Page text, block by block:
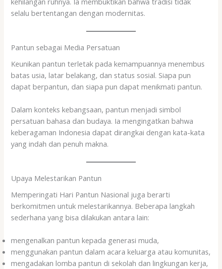
selalu bertentangan dengan modernitas.
Pantun sebagai Media Persatuan
Keunikan pantun terletak pada kemampuannya menembus
batas usia, latar belakang, dan status sosial. Siapa pun
dapat berpantun, dan siapa pun dapat menikmati pantun.
Dalam konteks kebangsaan, pantun menjadi simbol
persatuan bahasa dan budaya. Ia mengingatkan bahwa
keberagaman Indonesia dapat dirangkai dengan kata-kata
yang indah dan penuh makna.
Upaya Melestarikan Pantun
Memperingati Hari Pantun Nasional juga berarti
berkomitmen untuk melestarikannya. Beberapa langkah
sederhana yang bisa dilakukan antara lain:
mengenalkan pantun kepada generasi muda,
menggunakan pantun dalam acara keluarga atau komunitas,
mengadakan lomba pantun di sekolah dan lingkungan kerja,